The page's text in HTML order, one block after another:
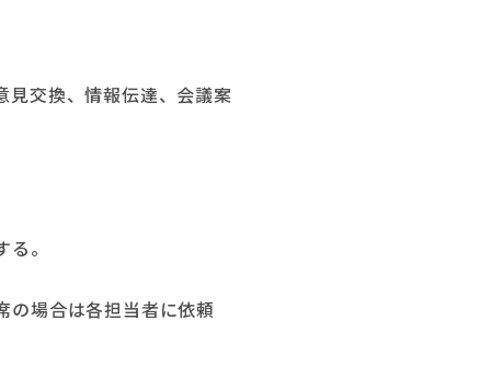
見交換、情報伝達、会議案
。
の場合は各担当者に依頼